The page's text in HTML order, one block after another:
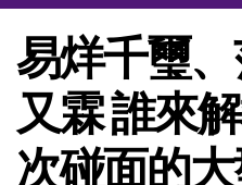
易烊千璽
又霖 誰來
次碰面的